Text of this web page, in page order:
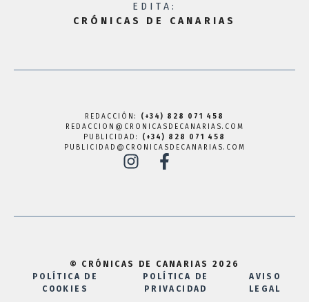
EDITA:
CRÓNICAS DE CANARIAS
REDACCIÓN: (+34) 828 071 458
REDACCION@CRONICASDECANARIAS.COM
PUBLICIDAD: (+34) 828 071 458
PUBLICIDAD@CRONICASDECANARIAS.COM
© CRÓNICAS DE CANARIAS 2026
POLÍTICA DE
COOKIES
POLÍTICA DE
PRIVACIDAD
AVISO
LEGAL